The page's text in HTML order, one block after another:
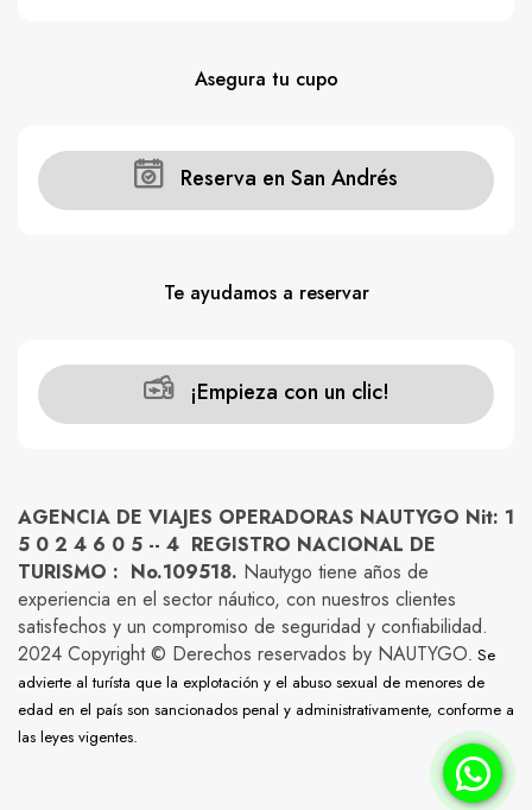
Asegura tu cupo
Reserva en San Andrés
Te ayudamos a reservar
¡Empieza con un clic!
AGENCIA DE VIAJES OPERADORAS NAUTYGO Nit: 1
5 0 2 4 6 0 5 -- 4 REGISTRO NACIONAL DE
TURISMO : No.109518. Nautygo tiene años de
experiencia en el sector náutico, con nuestros clientes
satisfechos y un compromiso de seguridad y confiabilidad.
2024 Copyright © Derechos reservados by NAUTYGO. Se
advierte al turísta que la explotación y el abuso sexual de menores de
edad en el país son sancionados penal y administrativamente, conforme a
las leyes vigentes.